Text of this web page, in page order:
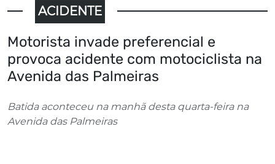
ACIDENTE
Motorista invade preferencial e
provoca acidente com motociclista na
Avenida das Palmeiras
Batida aconteceu na manhã desta quarta-feira na
Avenida das Palmeiras